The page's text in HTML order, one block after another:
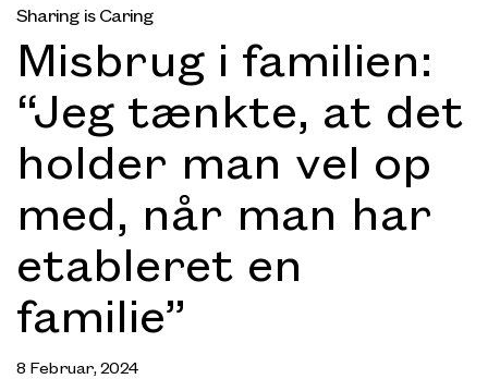
Sharing is Caring
Misbrug i familien:
“Jeg tænkte, at det
holder man vel op
med, når man har
etableret en
familie”
8 Februar, 2024